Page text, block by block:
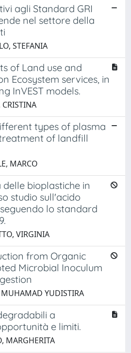
agli Standard GRI
nel settore della
STEFANIA
of Land use and
Ecosystem services, in
InVEST models.
types of plasma
of landfill
MARCO
bioplastiche in
studio sull'acido
lo standard
VIRGINIA
from Organic
Microbial Inoculum
YUDISTIRA
a
e limiti.
MARGHERITA